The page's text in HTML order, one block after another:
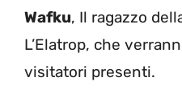
Wafku, Il ragazzo
L’Elatrop, che
visitatori presenti.